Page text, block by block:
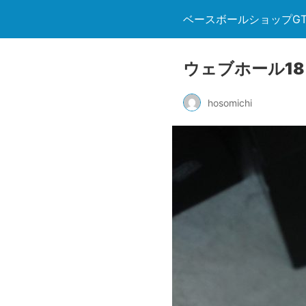
ベースボールショップ
ウェブホール18
hosomichi